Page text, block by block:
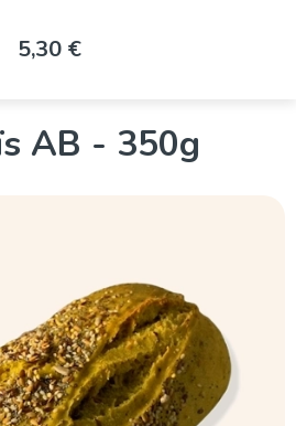
AB - 350g
5,30 €